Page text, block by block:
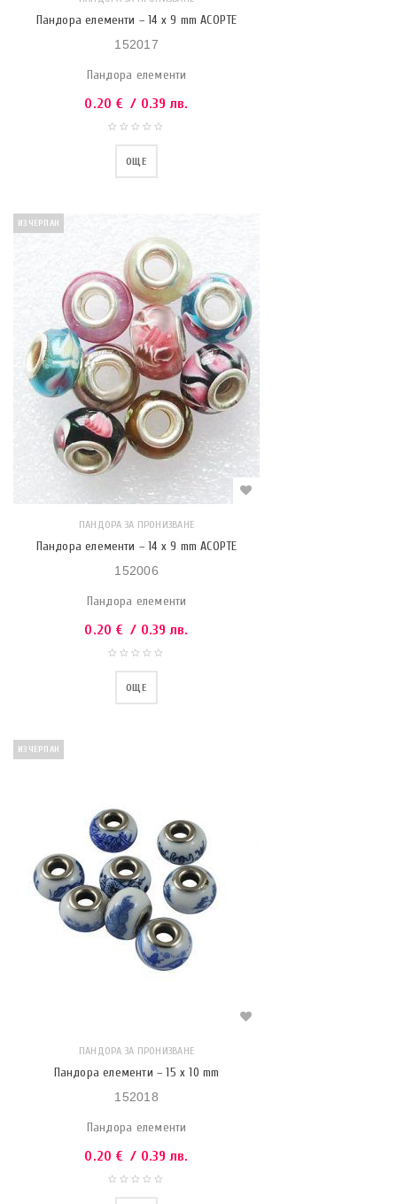
Пандора елементи – 14 x 9 mm АСОРТЕ
152017
Пандора елементи
0.20 € / 0.39 лв.
ОЩЕ
ИЗЧЕРПАН
ПАНДОРА ЗА ПРОНИЗВАНЕ
Пандора елементи – 14 x 9 mm АСОРТЕ
152006
Пандора елементи
0.20 € / 0.39 лв.
ОЩЕ
ИЗЧЕРПАН
ПАНДОРА ЗА ПРОНИЗВАНЕ
Пандора елементи – 15 x 10 mm
152018
Пандора елементи
0.20 € / 0.39 лв.